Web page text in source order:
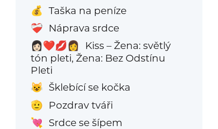
💰 Taška na peníze
❤️‍🩹 Náprava srdce
👩🏻‍❤️‍💋‍👩
Kiss – Žena: světlý
tón pleti, Žena: Bez Odstínu
Pleti
😺 Šklebící se kočka
🫡 Pozdrav tváři
💘 Srdce se šípem